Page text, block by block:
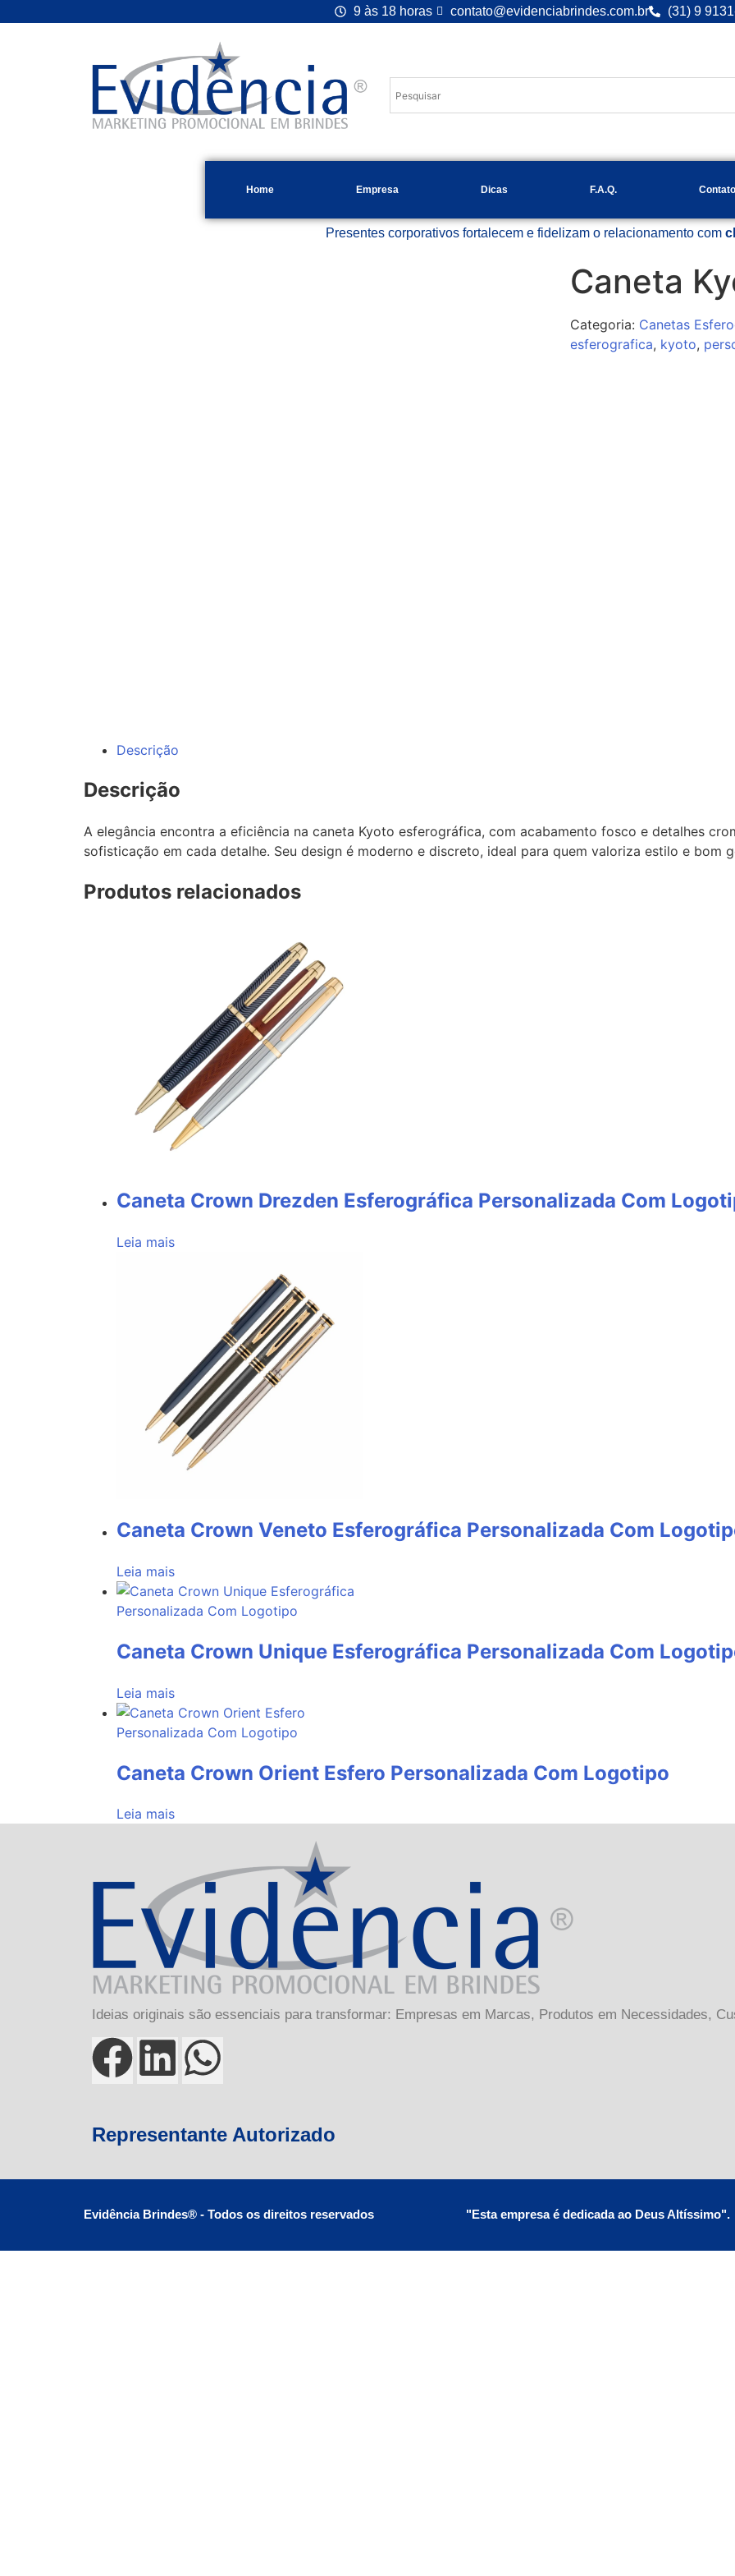
9 às 18 horas contato@evidenciabrindes.com.br (31) 9
Home Empresa Dicas F.A.Q. Contato
Presentes corporativos fortalecem e fidelizam o relacionamento com
Caneta
Categoria: Canetas
esferografica, kyoto,
Descrição
Descrição
A elegância encontra a eficiência na caneta Kyoto esferográfica, com acabamento fosco e detalhes
sofisticação em cada detalhe. Seu design é moderno e discreto, ideal para quem valoriza estilo e bom
Produtos relacionados
Caneta Crown Drezden Esferográfica Personalizada Com
Leia mais
Caneta Crown Veneto Esferográfica Personalizada Com
Leia mais
Caneta Crown Unique Esferográfica Personalizada Com
Leia mais
Caneta Crown Orient Esfero Personalizada Com Logotipo
Leia mais
Ideias originais são essenciais para transformar: Empresas em Marcas, Produtos em Necessidades,
Representante Autorizado
Evidência Brindes® - Todos os direitos reservados "Esta empresa é dedicada ao Deus Altíssimo".